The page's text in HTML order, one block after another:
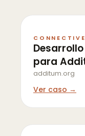
CONNECTIVE
para
additum.org
Ver caso →